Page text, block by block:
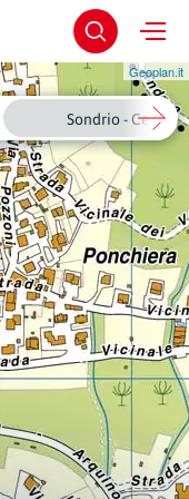
Geoplan.it
Sondrio - Centro